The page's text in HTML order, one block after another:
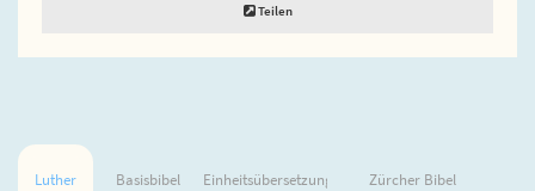
Teilen
Luther Basisbibel Einheitsübersetzung Zürcher Bibel